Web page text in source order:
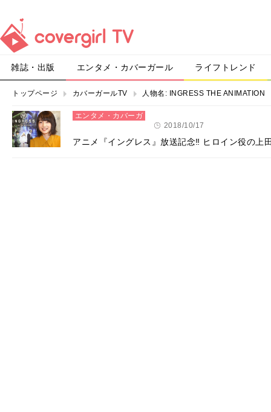
雑誌・出版 エンタメ・カバーガール ライフトレンド
トップページ カバーガールTV 人物名: INGRESS THE ANIMATION
エンタメ・カバーガ
2018/10/17
アニメ『イングレス』放送記念‼ ヒロイン役の上